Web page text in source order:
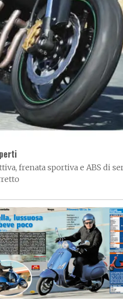
frenata sportiva e ABS di